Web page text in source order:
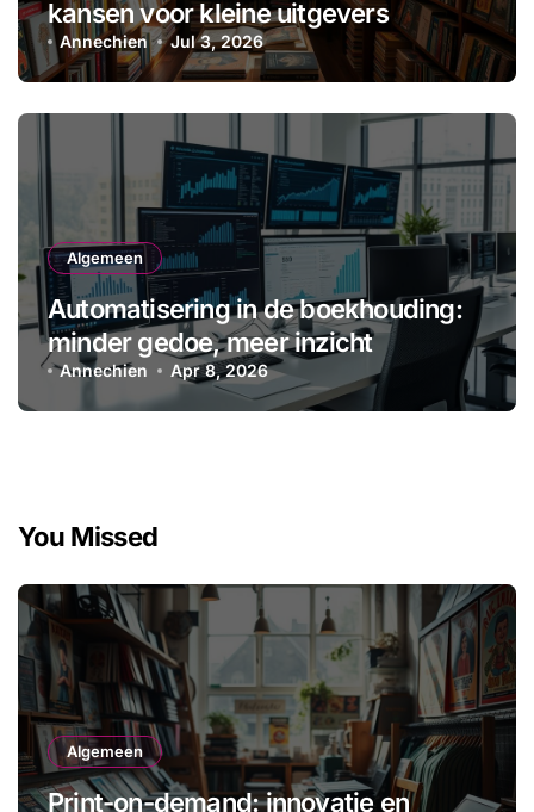
kansen voor kleine uitgevers
Annechien Jul 3, 2026
Algemeen
Automatisering in de boekhouding:
minder gedoe, meer inzicht
Annechien Apr 8, 2026
You Missed
Algemeen
Print-on-demand: innovatie en